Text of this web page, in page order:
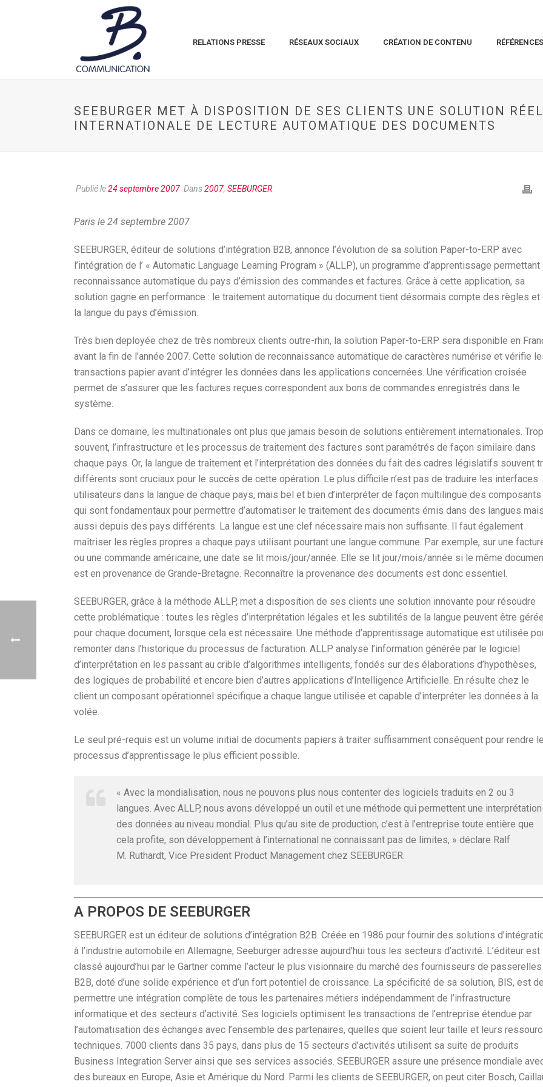
RELATIONS PRESSE RÉSEAUX SOCIAUX CRÉATION DE CONTENU RÉFÉRENCES
SEEBURGER MET À DISPOSITION DE SES CLIENTS UNE SOLUTION
INTERNATIONALE DE LECTURE AUTOMATIQUE DES DOCUMENTS
Publié le24 septembre 2007 Dans2007, SEEBURGER
Paris le 24 septembre 2007
SEEBURGER, éditeur de solutions d’intégration B2B, annonce l’évolution de sa solution Paper-to-ERP avec
l’intégration de l’ « Automatic Language Learning Program » (ALLP), un programme d’apprentissage permettant
reconnaissance automatique du pays d’émission des commandes et factures. Grâce à cette application, sa
solution gagne en performance : le traitement automatique du document tient désormais compte des règles et
la langue du pays d’émission.
Très bien deployée chez de très nombreux clients outre-rhin, la solution Paper-to-ERP sera disponible en
avant la fin de l’année 2007. Cette solution de reconnaissance automatique de caractères numérise et vérifie
transactions papier avant d’intégrer les données dans les applications concernées. Une vérification croisée
permet de s’assurer que les factures reçues correspondent aux bons de commandes enregistrés dans le
système.
Dans ce domaine, les multinationales ont plus que jamais besoin de solutions entièrement internationales. Trop
souvent, l’infrastructure et les processus de traitement des factures sont paramétrés de façon similaire dans
chaque pays. Or, la langue de traitement et l’interprétation des données du fait des cadres législatifs souvent
différents sont cruciaux pour le succès de cette opération. Le plus difficile n’est pas de traduire les interfaces
utilisateurs dans la langue de chaque pays, mais bel et bien d’interpréter de façon multilingue des composants
qui sont fondamentaux pour permettre d’automatiser le traitement des documents émis dans des langues mais
aussi depuis des pays différents. La langue est une clef nécessaire mais non suffisante. Il faut également
maîtriser les règles propres a chaque pays utilisant pourtant une langue commune. Par exemple, sur une
ou une commande américaine, une date se lit mois/jour/année. Elle se lit jour/mois/année si le même
est en provenance de Grande-Bretagne. Reconnaître la provenance des documents est donc essentiel.
SEEBURGER, grâce à la méthode ALLP, met a disposition de ses clients une solution innovante pour résoudre
cette problématique : toutes les règles d’interprétation légales et les subtilités de la langue peuvent être
pour chaque document, lorsque cela est nécessaire. Une méthode d’apprentissage automatique est utilisée
remonter dans l’historique du processus de facturation. ALLP analyse l’information générée par le logiciel
d’interprétation en les passant au crible d’algorithmes intelligents, fondés sur des élaborations d’hypothèses,
des logiques de probabilité et encore bien d’autres applications d’Intelligence Artificielle. En résulte chez le
client un composant opérationnel spécifique a chaque langue utilisée et capable d’interpréter les données à la
volée.
Le seul pré-requis est un volume initial de documents papiers à traiter suffisamment conséquent pour rendre le
processus d’apprentissage le plus efficient possible.
« Avec la mondialisation, nous ne pouvons plus nous contenter des logiciels traduits en 2 ou 3
langues. Avec ALLP, nous avons développé un outil et une méthode qui permettent une interprétation
des données au niveau mondial. Plus qu’au site de production, c’est à l’entreprise toute entière que
cela profite, son développement à l’international ne connaissant pas de limites, » déclare Ralf
M. Ruthardt, Vice President Product Management chez SEEBURGER.
A PROPOS DE SEEBURGER
SEEBURGER est un éditeur de solutions d’intégration B2B. Créée en 1986 pour fournir des solutions
à l’industrie automobile en Allemagne, Seeburger adresse aujourd’hui tous les secteurs d’activité. L’éditeur est
classé aujourd’hui par le Gartner comme l’acteur le plus visionnaire du marché des fournisseurs de passerelles
B2B, doté d’une solide expérience et d’un fort potentiel de croissance. La spécificité de sa solution, BIS, est de
permettre une intégration complète de tous les partenaires métiers indépendamment de l’infrastructure
informatique et des secteurs d’activité. Ses logiciels optimisent les transactions de l’entreprise étendue par
l’automatisation des échanges avec l’ensemble des partenaires, quelles que soient leur taille et leurs
techniques. 7000 clients dans 35 pays, dans plus de 15 secteurs d’activités utilisent sa suite de produits
Business Integration Server ainsi que ses services associés. SEEBURGER assure une présence mondiale
des bureaux en Europe, Asie et Amérique du Nord. Parmi les clients de SEEBURGER, on peut citer Bosch,